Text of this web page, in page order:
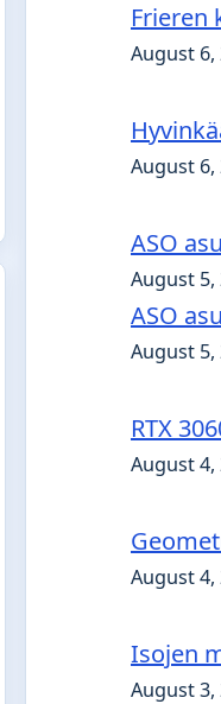
Frieren
August 6,
August 6,
ASO
August 5,
ASO
August 5,
RTX
August 4,
August 4,
Isojen
August 3,